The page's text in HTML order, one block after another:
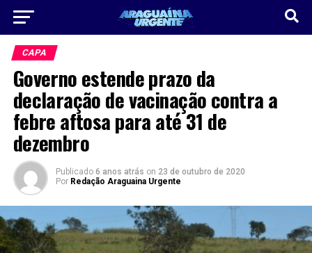
CAPA
Governo estende prazo da
declaração de vacinação contra a
febre aftosa para até 31 de
dezembro
Publicado 6 anos atrás on 23 de outubro de 2020
Por Redação Araguaina Urgente